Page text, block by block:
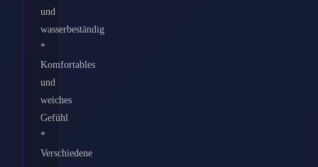
und
wasserbeständig
*
Komfortables
und
weiches
Gefühl
*
Verschiedene